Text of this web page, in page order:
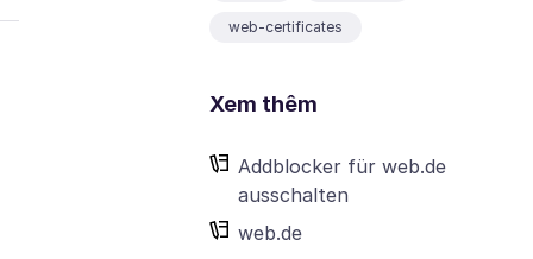
web-certificates
Xem thêm
Addblocker für web.de
ausschalten
web.de